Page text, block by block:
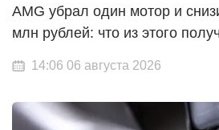
AMG убрал один мотор и
млн рублей: что из этого
14:06 06 августа 2026